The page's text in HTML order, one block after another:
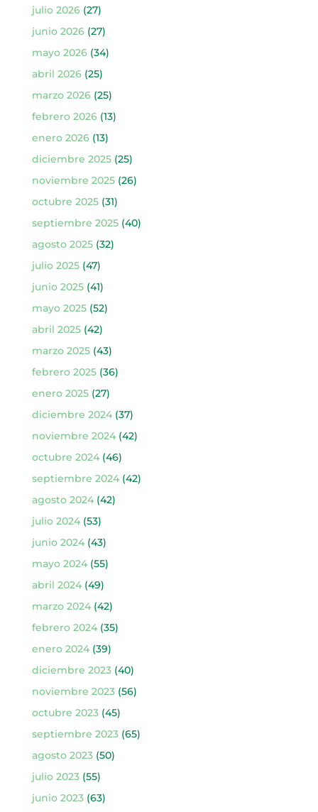
julio 2026(27)
junio 2026(27)
mayo 2026(34)
abril 2026(25)
marzo 2026(25)
febrero 2026(13)
enero 2026(13)
diciembre 2025(25)
noviembre 2025(26)
octubre 2025(31)
septiembre 2025(40)
agosto 2025(32)
julio 2025(47)
junio 2025(41)
mayo 2025(52)
abril 2025(42)
marzo 2025(43)
febrero 2025(36)
enero 2025(27)
diciembre 2024(37)
noviembre 2024(42)
octubre 2024(46)
septiembre 2024(42)
agosto 2024(42)
julio 2024(53)
junio 2024(43)
mayo 2024(55)
abril 2024(49)
marzo 2024(42)
febrero 2024(35)
enero 2024(39)
diciembre 2023(40)
noviembre 2023(56)
octubre 2023(45)
septiembre 2023(65)
agosto 2023(50)
julio 2023(55)
junio 2023(63)